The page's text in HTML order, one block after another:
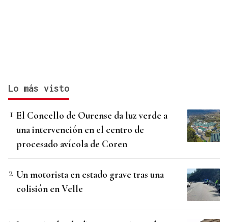
Lo más visto
El Concello de Ourense da luz verde a
una intervención en el centro de
procesado avícola de Coren
Un motorista en estado grave tras una
colisión en Velle